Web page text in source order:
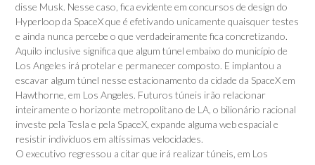
disse Musk. Nesse caso, fica evidente em concursos de design do
Hyperloop da SpaceX que é efetivando unicamente quaisquer testes
e ainda nunca percebe o que verdadeiramente fica concretizando.
Aquilo inclusive significa que algum túnel embaixo do município de
Los Angeles irá protelar e permanecer composto. E implantou a
escavar algum túnel nesse estacionamento da cidade da SpaceX em
Hawthorne, em Los Angeles. Futuros túneis irão relacionar
inteiramente o horizonte metropolitano de LA, o bilionário racional
investe pela Tesla e pela SpaceX, expande alguma web espacial e
resistir indivíduos em altíssimas velocidades.
O executivo regressou a citar que irá realizar túneis, em Los